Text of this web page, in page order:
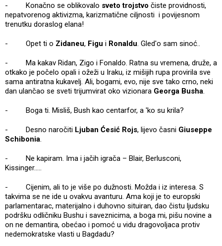
- Konačno se oblikovalo sveto trojstvo čiste providnosti,
nepatvorenog aktivizma, karizmatične ciljnosti i povijesnom
trenutku doraslog elana!
- Opet ti o Zidaneu, Figu i Ronaldu. Gled'o sam sinoć..
- Ma kakav Ridan, Zigo i Fonaldo. Ratna su vremena, druže, a
otkako je počelo opali i ožeži u Iraku, iz mišijih rupa provirila sve
sama antiratna kukavelj. Ali, bogami, evo, nije sve tako crno, neki
dan ulančao se sveti trijumvirat oko vizionara Georga Busha.
- Boga ti. Misliš, Bush kao centarfor, a 'ko su krila?
- Desno naročiti Ljuban Ćesić Rojs, lijevo časni Giuseppe
Schibonia.
- Ne kapiram. Ima i jačih igrača – Blair, Berlusconi,
Kissinger.....
- Cijenim, ali to je više po dužnosti. Možda i iz interesa. S
takvima se ne ide u ovakvu avanturu. Ama koji je to europski
parlamentarac, materijalno i duhovno situiran, dao čistu ljudsku
podršku odličniku Bushu i saveznicima, a boga mi, pišu novine a
on ne demantira, obećao i pomoć u vidu dragovoljaca protiv
nedemokratske vlasti u Bagdadu?